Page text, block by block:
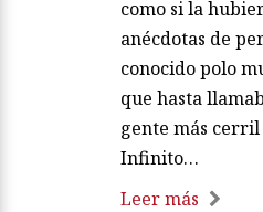
como si la
anécdotas de
conocido polo
que hasta
gente más
Infinito…
Leer más